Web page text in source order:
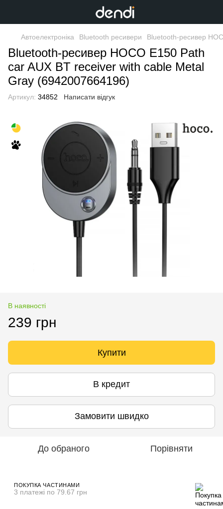
Автоелектроніка Bluetooth ресивери Bluetooth-ресивер
Bluetooth-ресивер HOCO E150 Path
car AUX BT receiver with cable Metal
Gray (6942007664196)
Артикул: 34852 Написати відгук
В наявності
239 грн
Купити
В кредит
Замовити швидко
До обраного Порівняти
ПОКУПКА ЧАСТИНАМИ
3 платежі по 79.67 грн